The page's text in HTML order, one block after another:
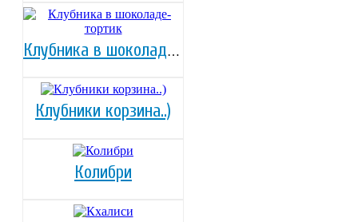
Клубника в шоколаде-тортик
Клубники корзина..)
Колибри